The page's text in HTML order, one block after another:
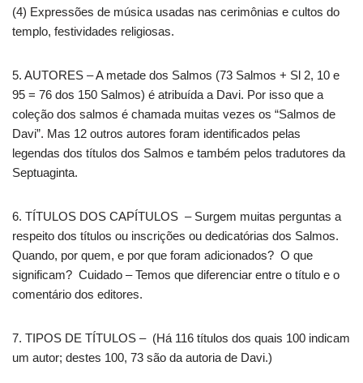
(4) Expressões de música usadas nas cerimônias e cultos do
templo, festividades religiosas.
5. AUTORES – A metade dos Salmos (73 Salmos + Sl 2, 10 e
95 = 76 dos 150 Salmos) é atribuída a Davi. Por isso que a
coleção dos salmos é chamada muitas vezes os “Salmos de
Davi”. Mas 12 outros autores foram identificados pelas
legendas dos títulos dos Salmos e também pelos tradutores da
Septuaginta.
6. TÍTULOS DOS CAPÍTULOS – Surgem muitas perguntas a
respeito dos títulos ou inscrições ou dedicatórias dos Salmos.
Quando, por quem, e por que foram adicionados? O que
significam? Cuidado – Temos que diferenciar entre o título e o
comentário dos editores.
7. TIPOS DE TÍTULOS – (Há 116 títulos dos quais 100 indicam
um autor; destes 100, 73 são da autoria de Davi.)